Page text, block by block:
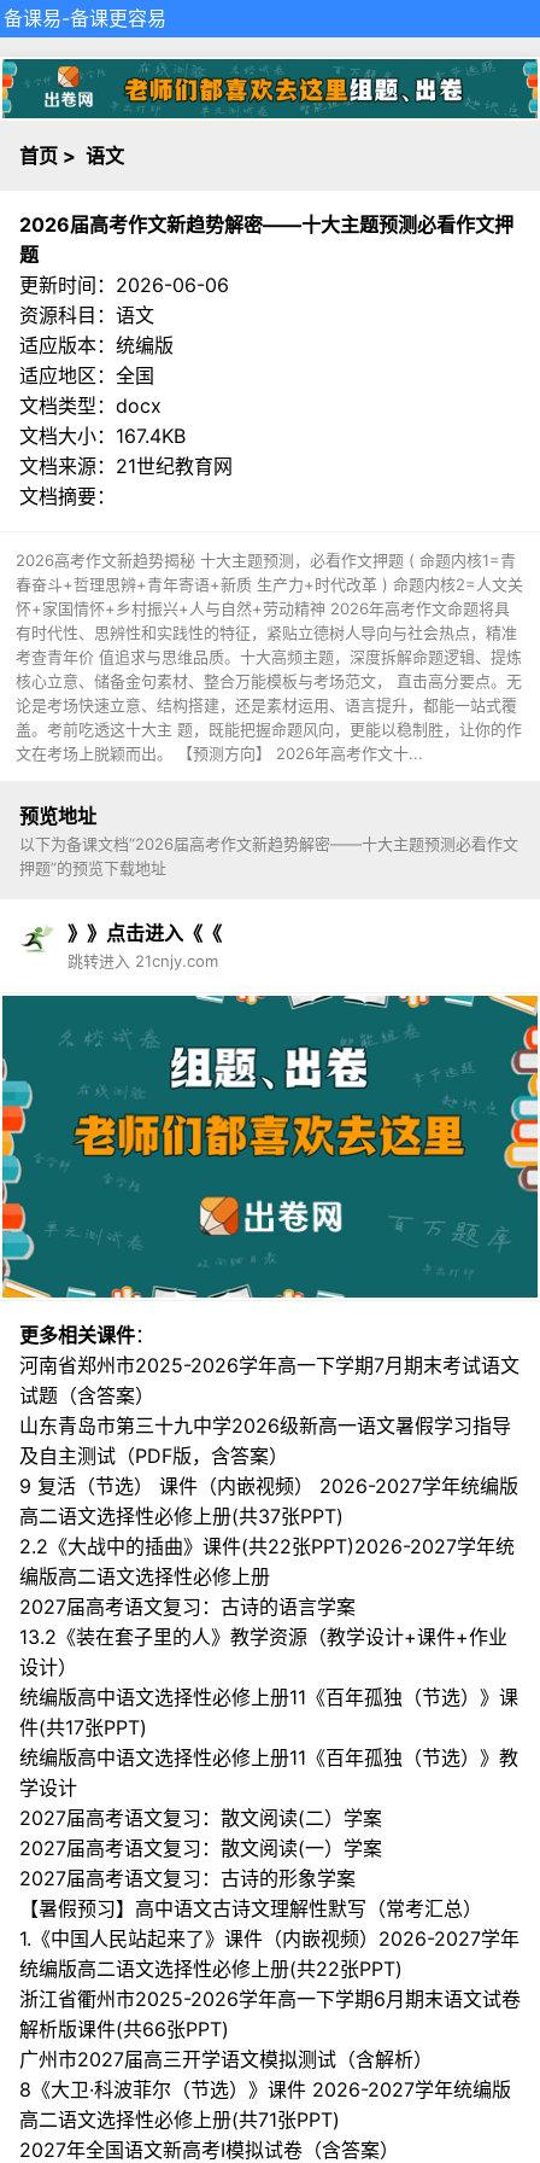
备课易-备课更容易
首页 > 语文
2026届高考作文新趋势解密——十大主题预测必看作文押
题
更新时间：2026-06-06
资源科目：语文
适应版本：统编版
适应地区：全国
文档类型：docx
文档大小：167.4KB
文档来源： 21世纪教育网
文档摘要：
2026高考作文新趋势揭秘 十大主题预测，必看作文押题 ( 命题内核1=青
春奋斗+哲理思辨+青年寄语+新质 生产力+时代改革 ) 命题内核2=人文关
怀+家国情怀+乡村振兴+人与自然+劳动精神 2026年高考作文命题将具
有时代性、思辨性和实践性的特征，紧贴立德树人导向与社会热点，精准
考查青年价 值追求与思维品质。十大高频主题，深度拆解命题逻辑、提炼
核心立意、储备金句素材、整合万能模板与考场范文， 直击高分要点。无
论是考场快速立意、结构搭建，还是素材运用、语言提升，都能一站式覆
盖。考前吃透这十大主 题，既能把握命题风向，更能以稳制胜，让你的作
文在考场上脱颖而出。 【预测方向】 2026年高考作文十...
预览地址
以下为备课文档“2026届高考作文新趋势解密——十大主题预测必看作文
押题”的预览下载地址
》》点击进入《《
跳转进入 21cnjy.com
更多相关课件：
河南省郑州市2025-2026学年高一下学期7月期末考试语文
试题（含答案）
山东青岛市第三十九中学2026级新高一语文暑假学习指导
及自主测试（PDF版，含答案）
9 复活（节选） 课件（内嵌视频） 2026-2027学年统编版
高二语文选择性必修上册(共37张PPT)
2.2《大战中的插曲》课件(共22张PPT)2026-2027学年统
编版高二语文选择性必修上册
2027届高考语文复习：古诗的语言学案
13.2《装在套子里的人》教学资源（教学设计+课件+作业
设计）
统编版高中语文选择性必修上册11《百年孤独（节选）》课
件(共17张PPT)
统编版高中语文选择性必修上册11《百年孤独（节选）》教
学设计
2027届高考语文复习：散文阅读(二）学案
2027届高考语文复习：散文阅读(一）学案
2027届高考语文复习：古诗的形象学案
【暑假预习】高中语文古诗文理解性默写（常考汇总）
1.《中国人民站起来了》课件（内嵌视频）2026-2027学年
统编版高二语文选择性必修上册(共22张PPT)
浙江省衢州市2025-2026学年高一下学期6月期末语文试卷
解析版课件(共66张PPT)
广州市2027届高三开学语文模拟测试（含解析）
8《大卫·科波菲尔（节选）》课件 2026-2027学年统编版
高二语文选择性必修上册(共71张PPT)
2027年全国语文新高考I模拟试卷（含答案）